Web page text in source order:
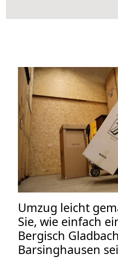
Umzug leicht
Sie, wie einfach
Bergisch
Barsinghausen